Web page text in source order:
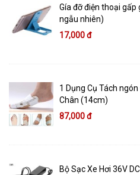
Gía đỡ điện thoại gấp
ngẫu nhiên)
17,000 đ
1 Dụng Cụ Tách
Chân (14cm)
87,000 đ
Bộ Sạc Xe Hơi 36V